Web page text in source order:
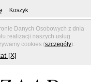
Danych Osobowych z dnia
realizacji naszych usług
cookies (szczegóły).
[X]
Koszyk